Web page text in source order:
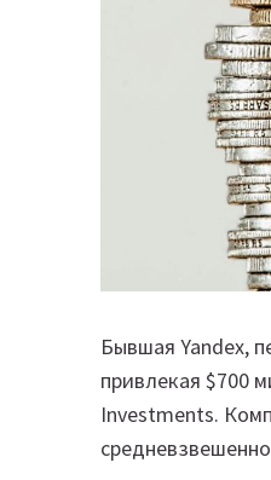
Бывшая Yandex,
привлекая $700
Investments.